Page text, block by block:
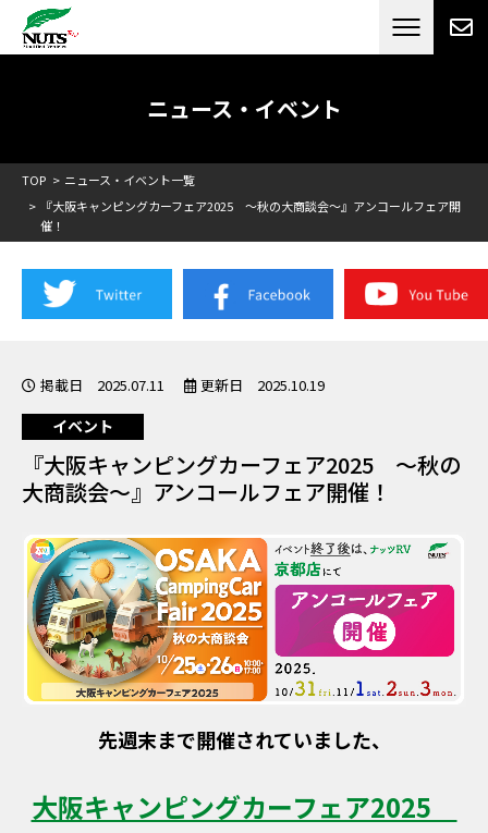
日本最大級のキャンピングカーメーカー
RV[テレビCM放送]
ニュース・イベント
TOP
ニュース・イベント一覧
『大阪キャンピングカーフェア2025 ～秋の大商談会～』アンコールフェア開
催！
掲載日 2025.07.11 更新日 2025.10.19
イベント
『大阪キャンピングカーフェア2025 ～秋の
大商談会～』アンコールフェア開催！
先週末まで開催されていました、
大阪キャンピングカーフェア2025